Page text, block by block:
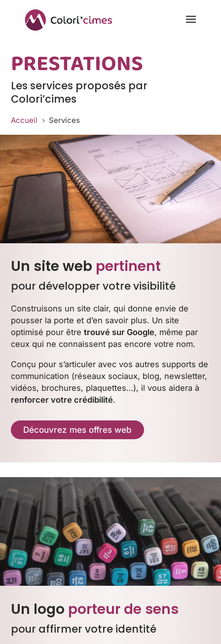
PRESTATIONS
Les services proposés par
Colori’cimes
Accueil 5 Services
Un site web pertinent
pour développer votre visibilité
Construisons un site clair, qui donne envie de
pousser la porte et d’en savoir plus. Un site
optimisé pour êtretrouvé sur Google, même par
ceux qui ne connaissent pas encore votre nom.
Conçu pour s’articuler avec vos autres supports de
communication (réseaux sociaux, blog, newsletter,
vidéos, brochures, plaquettes…), il vous aidera à
renforcer votre crédibilité.
Découvrez mes offres web
Un logo porteur de sens
pour affirmer votre identité